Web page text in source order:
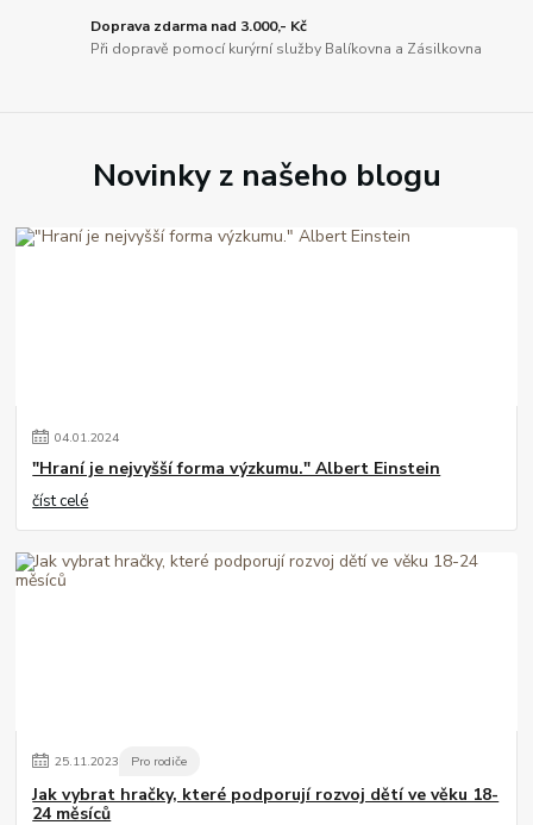
Doprava zdarma nad 3.000,- Kč
Při dopravě pomocí kurýrní služby Balíkovna a Zásilkovna
Novinky z našeho blogu
04.01.2024
"Hraní je nejvyšší forma výzkumu." Albert Einstein
číst celé
25.11.2023 Pro rodiče
Jak vybrat hračky, které podporují rozvoj dětí ve věku 18-
24 měsíců